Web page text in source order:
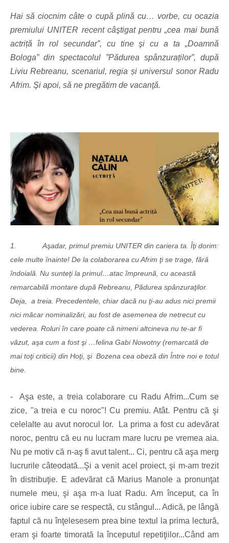
Hai să ciocnim câte o cupă plină cu… vorbe, cu ocazia
premiului UNITER recent câştigat pentru „cea mai bună
actriță în rol secundar”, cu tine şi cu a ta „Doamnă
Bologa” din spectacolul ”Pădurea spânzuraților”, după
Liviu Rebreanu, scenariul, regia și universul sonor Radu
Afrim. Şi apoi, să ne pregătim de vacanţă.
1. Aşadar, primul premiu UNITER din cariera ta. Îţi dorim:
cele multe înainte! De la colaborarea cu Afrim ţi se trage, fără
îndoială. Nu sunteţi la primul…atac împreună, cu această
remarcabilă montare după Rebreanu, Pădurea spânzuraţilor.
Deja, a treia. Precedentele, chiar dacă nu ţi-au adus nici premii
nici măcar nominalizări, au fost de asemenea de netrecut cu
vederea. Roluri în care poate că nimeni altcineva nu te-ar fi
văzut, aşa cum a fost şi …felina Gabi Nowotny (remarcată de
mai toţi criticii) din Hoţi, şi Bozena cea obeză din Între noi e totul
bine.
-Aşa este, a treia colaborare cu Radu Afrim...Cum se
zice, "a treia e cu noroc"! Cu premiu. Atât. Pentru că şi
celelalte au avut norocul lor. La prima a fost cu adevărat
noroc, pentru că eu nu lucram mare lucru pe vremea aia.
Nu pe motiv că n-aş fi avut talent... Ci, pentru că aşa merg
lucrurile câteodată...Şi a venit acel proiect, şi m-am trezit
în distribuţie. E adevărat că Marius Manole a pronunţat
numele meu, şi aşa m-a luat Radu. Am început, ca în
orice iubire care se respectă, cu stângul... Adică, pe lângă
faptul că nu înţelesesem prea bine textul la prima lectură,
eram şi foarte timorată la începutul repetiţiilor...Când am